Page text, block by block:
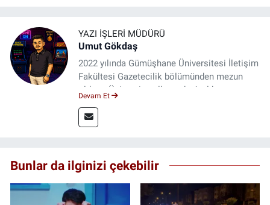
YAZI İŞLERI MÜDÜRÜ
Umut Gökdaş
2022 yılında Gümüşhane Üniversitesi İletişim
Fakültesi Gazetecilik bölümünden mezun
oldum. Üniversite yıllarımda 4 yıl boyunca
saha deneyimi kazandım. 2023 yılından beri
Genç Gazete'de okurlarımıza haber
Devam Et
Bunlar da ilginizi çekebilir